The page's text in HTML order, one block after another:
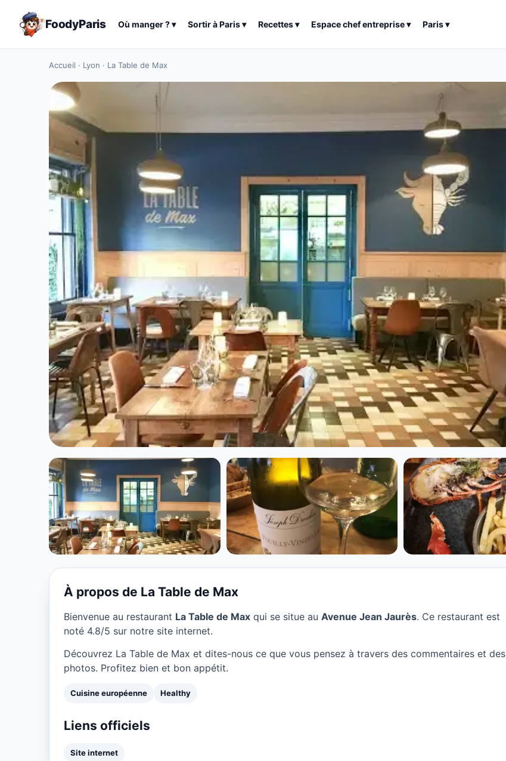
FoodyParis Où manger ?▾ Sortir àParis▾ Recettes▾ Espace chef entreprise▾ Paris▾
Accueil · Lyon · La Table de Max
CUISINE EUROPÉENNE
La Table de Max à Lyon
★ 4.8/5
À propos de La Table de Max
Bienvenue au restaurant La Table de Max qui se situe au Avenue Jean Jaurès. Ce restaurant est
noté 4.8/5 sur notre site internet.
Découvrez La Table de Max et dites-nous ce que vous pensez à travers des commentaires et des
photos. Profitez bien et bon appétit.
Cuisine européenne Healthy
Liens officiels
Site internet